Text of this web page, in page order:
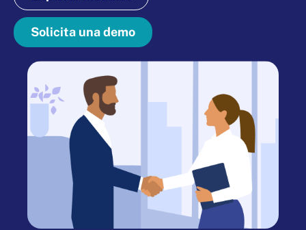
Solicita una demo